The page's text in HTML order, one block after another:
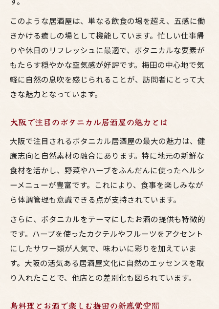
鳥料理を楽しむならヘルシーな居酒屋がおすす
め
ヘルシーな鳥料理が自慢のボタニカル居酒
屋
大阪で健康志向の鳥料理とお酒を満喫する
方法
は
梅田の居酒屋で楽しむヘルシーな鳥料理体
験
ボタニコ扇町公園のランチで健康的に過ご
す
緑あふれる空間で満喫する大阪の居酒屋時間
大阪の居酒屋で味わう緑豊かな癒しのひと
とき
ボタニカルな空間で焼鳥とお酒を楽しむコ
ツ
鳥料理とお酒が彩る大阪の居酒屋タイム
梅田の居酒屋で叶うリラックス空間の過ご
このような居酒屋は、単なる飲食の場を超え、五感に働
きかける癒しの場として機能しています。忙しい仕事帰
りや休日のリフレッシュに最適で、ボタニカルな要素が
もたらす穏やかな空気感が好評です。梅田の中心地で気
軽に自然の息吹を感じられることが、訪問者にとって大
きな魅力となっています。
大阪で注目のボタニカル居酒屋の魅力とは
大阪で注目されるボタニカル居酒屋の最大の魅力は、健
康志向と自然素材の融合にあります。特に地元の新鮮な
食材を活かし、野菜やハーブをふんだんに使ったヘルシ
ーメニューが豊富です。これにより、食事を楽しみなが
ら体調管理も意識できる点が支持されています。
さらに、ボタニカルをテーマにしたお酒の提供も特徴的
です。ハーブを使ったカクテルやフルーツをアクセント
にしたサワー類が人気で、味わいに彩りを加えていま
す。大阪の活気ある居酒屋文化に自然のエッセンスを取
り入れたことで、他店との差別化も図られています。
鳥料理とお酒で楽しむ梅田の新感覚空間